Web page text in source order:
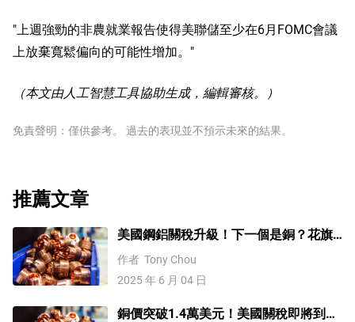
"上週強勁的非農就業報告使得美聯儲至少在6月FOMC會議
上放棄寬鬆偏向的可能性增加。"
（本文由人工智慧工具協助生成，編輯審核。）
免責聲明：僅供參考。 過去的表現並不預示未來的結果。
推薦文章
美國鋼鋁關稅升級！下一個是銅？花旗
這樣說
作者 Tony Chou
2025 年 6 月 04 日
銅價突破1.4萬美元！美國關稅即將到